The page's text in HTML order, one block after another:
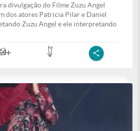
divulgação do Filme Zuzu Angel
dos atores Patricia Pilar e Daniel
Zuzu Angel e ele interpretando